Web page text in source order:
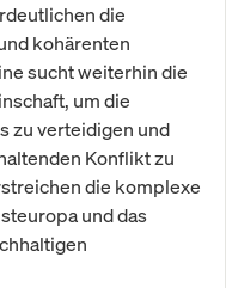
die
kohärenten
sucht weiterhin die
um die
zu verteidigen und
Konflikt zu
die komplexe
und das